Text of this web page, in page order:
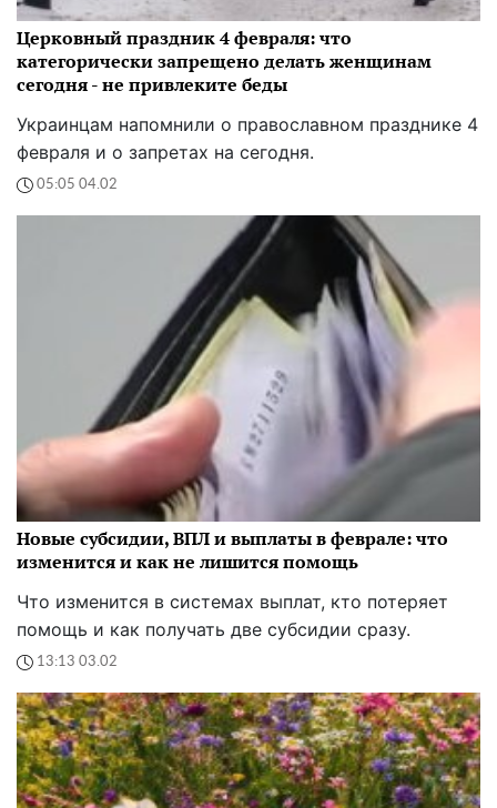
Церковный праздник 4 февраля: что
категорически запрещено делать женщинам
сегодня - не привлеките беды
Украинцам напомнили о православном празднике 4
февраля и о запретах на сегодня.
05:05 04.02
Новые субсидии, ВПЛ и выплаты в феврале: что
изменится и как не лишится помощь
Что изменится в системах выплат, кто потеряет
помощь и как получать две субсидии сразу.
13:13 03.02